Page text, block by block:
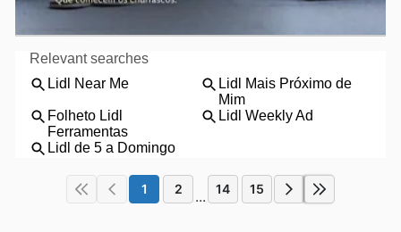
1 2 ... 14 15